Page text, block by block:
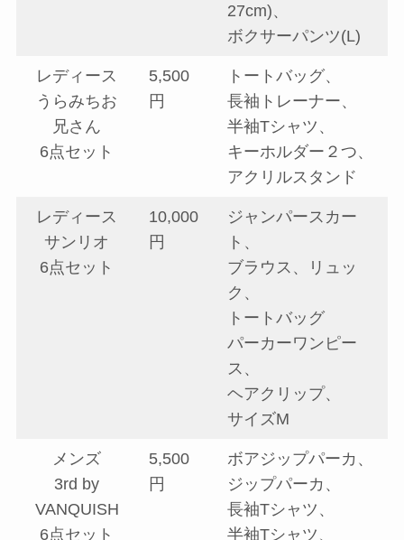
27cm)、
ボクサーパンツ(L)
レディース
うらみちお
兄さん
6点セット
5,500
円
トートバッグ、
長袖トレーナー、
半袖Tシャツ、
キーホルダー２つ、
アクリルスタンド
レディース
サンリオ
6点セット
10,000
円
ジャンパースカー
ト、
ブラウス、リュッ
ク、
トートバッグ
パーカーワンピー
ス、
ヘアクリップ、
サイズM
メンズ
3rd by
VANQUISH
6点セット
5,500
円
ボアジップパーカ、
ジップパーカ、
長袖Tシャツ、
半袖Tシャツ、